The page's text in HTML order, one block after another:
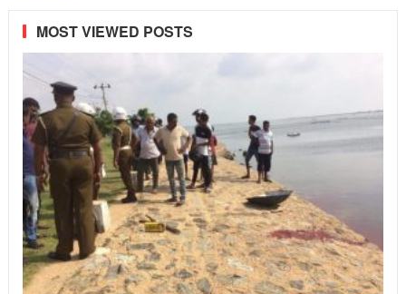
MOST VIEWED POSTS